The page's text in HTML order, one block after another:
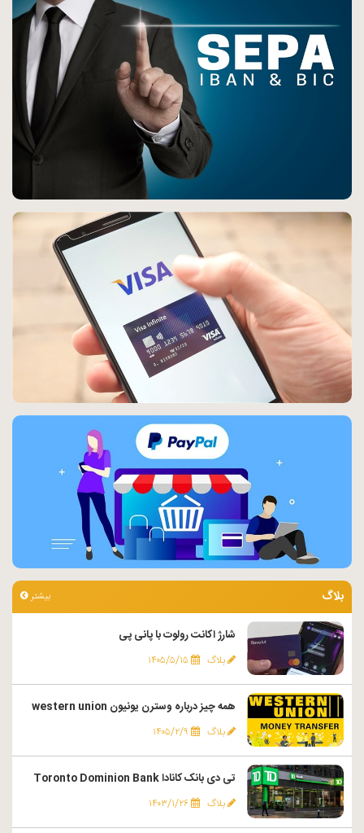
بلاگ بیشتر
شارژ اکانت رولوت با پانی پی
بلاگ ۱۴۰۵/۵/۱۵
همه چیز درباره وسترن یونیون western union
بلاگ ۱۴۰۵/۲/۹
تی دی بانک کانادا Toronto Dominion Bank
بلاگ ۱۴۰۳/۱/۲۶